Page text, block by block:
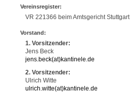
Vereinsregister:
VR 221366 beim Amtsgericht Stuttgart
Vorstand:
1. Vorsitzender:
Jens Beck
jens.beck(at)kantinele.de
2. Vorsitzender:
Ulrich Witte
ulrich.witte(at)kantinele.de